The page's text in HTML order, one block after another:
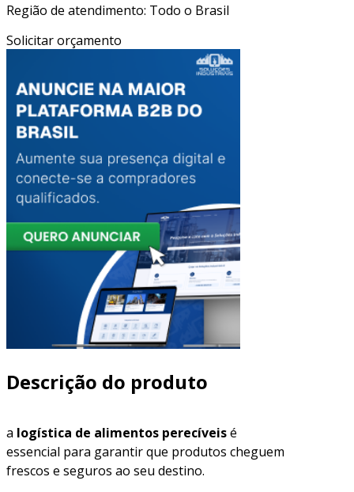
Região de atendimento: Todo o Brasil
Solicitar orçamento
Descrição do produto
a logística de alimentos perecíveisé
essencial para garantir que produtos cheguem
frescos e seguros ao seu destino.